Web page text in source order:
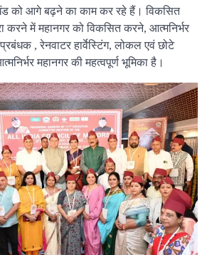
को आगे बढ़ने का काम कर रहे हैं। विकसित
करने में महानगर को विकसित करने, आत्मनिर्भर
, रेनवाटर हार्वेस्टिंग, लोकल एवं छोटे
महानगर की महत्वपूर्ण भूमिका है।